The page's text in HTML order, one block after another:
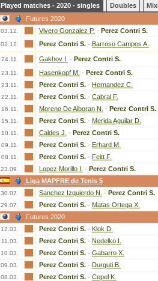
Played matches - 2020 - singles Doubles
Futures 2020
03.12. Vivero Gonzalez P. - Perez Contri S.
02.12. Perez Contri S. - Barroso Campos A.
24.11. Gakhov I. - Perez Contri S.
23.11. Hasenkopf M. - Perez Contri S.
23.11. Perez Contri S. - Hernandez C.
22.11. Perez Contri S. - Cabral F.
16.11. Moreno De Alboran N. - Perez Contri S.
15.11. Perez Contri S. - Merida Aguilar D.
10.11. Caldes J. - Perez Contri S.
09.11. Perez Contri S. - Erhard M.
08.11. Perez Contri S. - Feitt F.
23.09. Lopez Morillo I. - Perez Contri S.
Liga MAPFRE de Tenis 5
30.07. Sanchez Izquierdo N. - Perez Contri S.
29.07. Perez Contri S. - Matas Ortega X.
Futures 2020
12.03. Perez Contri S. - Klok D.
11.03. Perez Contri S. - Nedelko I.
10.03. Perez Contri S. - Gabarro X.
09.03. Perez Contri S. - Durguti B.
08.03. Perez Contri S. - Cepel K.